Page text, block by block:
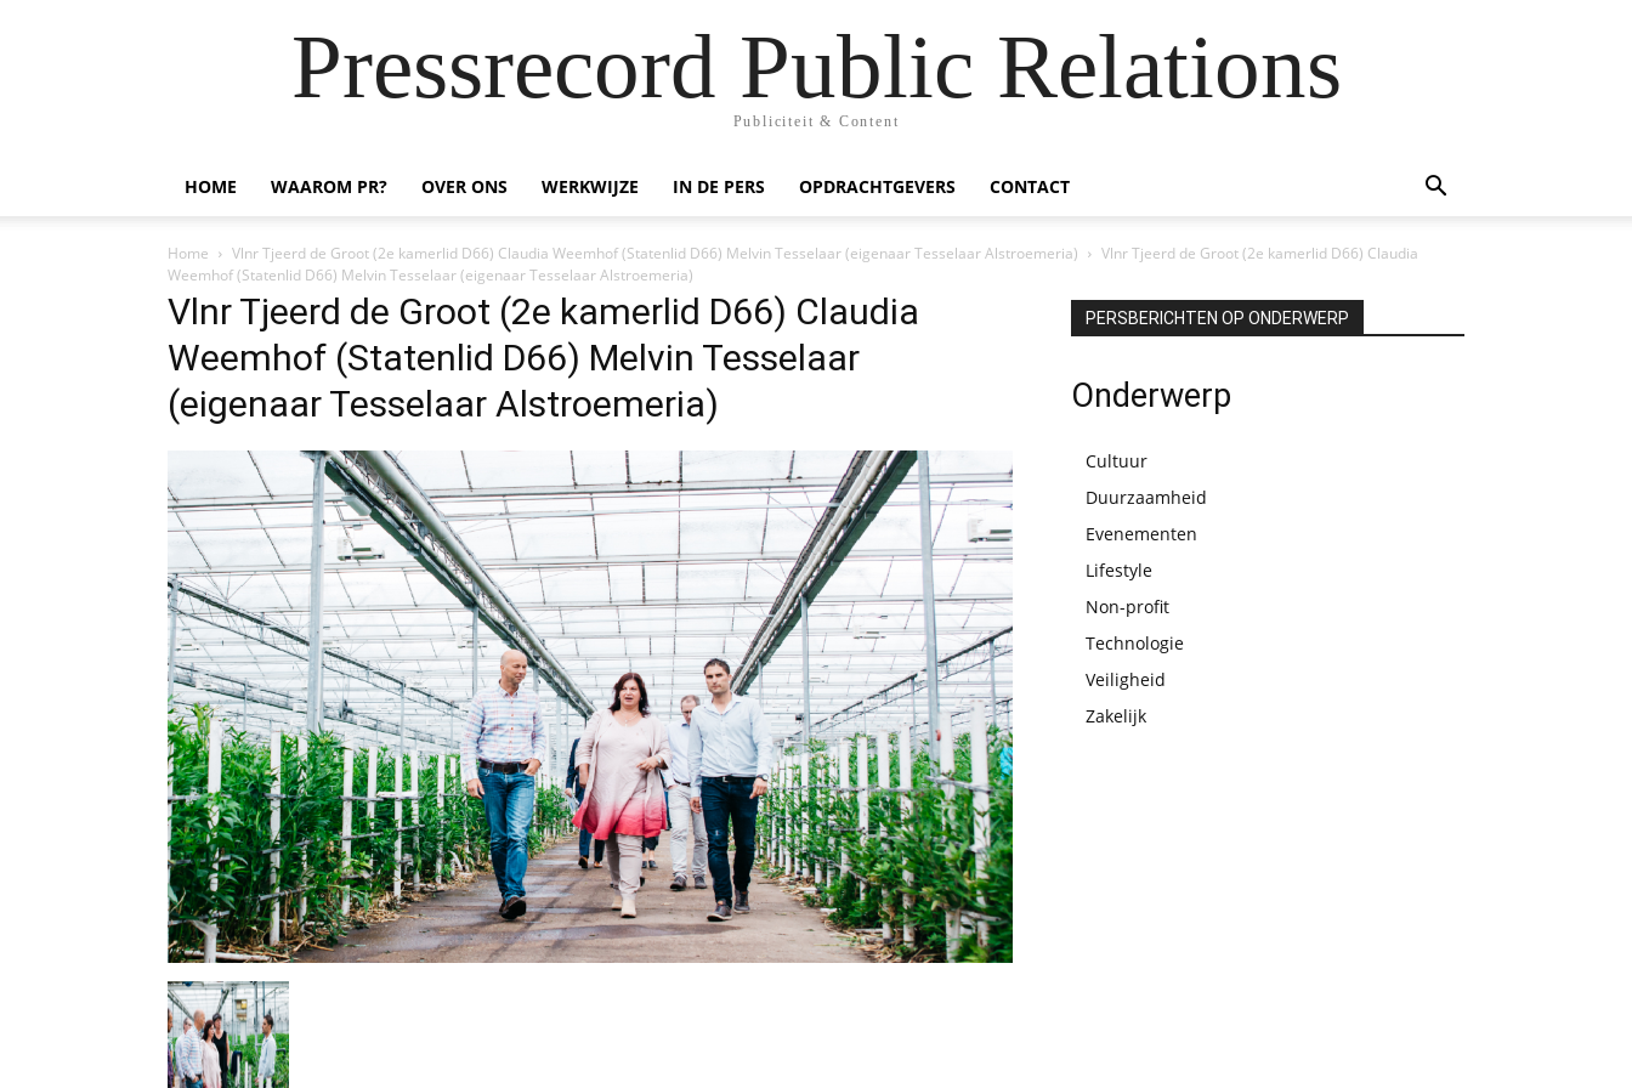
Pressrecord Public Relations
Publiciteit & Content
HOME WAAROM PR? OVER ONS WERKWIJZE IN DE PERS OPDRACHTGEVERS CONTACT
Home Vlnr Tjeerd de Groot (2e kamerlid D66) Claudia Weemhof (Statenlid D66) Melvin Tesselaar (eigenaar Tesselaar Alstroemeria)
Vlnr Tjeerd de Groot (2e kamerlid D66) Claudia
Weemhof (Statenlid D66) Melvin Tesselaar (eigenaar Tesselaar Alstroemeria)
Vlnr Tjeerd de Groot (2e kamerlid D66) Claudia
Weemhof (Statenlid D66) Melvin Tesselaar
(eigenaar Tesselaar Alstroemeria)
PERSBERICHTEN OP ONDERWERP
Onderwerp
Cultuur
Duurzaamheid
Evenementen
Lifestyle
Non-profit
Technologie
Veiligheid
Zakelijk